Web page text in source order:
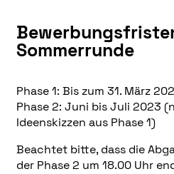
Sommerrunde
Phase 1: Bis zum 31. März
Phase 2: Juni bis Juli 2023
Ideenskizzen aus Phase 1)
Beachtet bitte, dass die
der Phase 2 um 18.00 Uhr